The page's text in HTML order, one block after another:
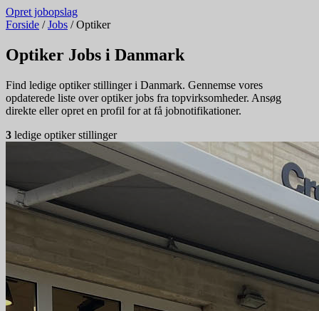
Opret jobopslag
Forside / Jobs / Optiker
Optiker Jobs i Danmark
Find ledige optiker stillinger i Danmark. Gennemse vores
opdaterede liste over optiker jobs fra topvirksomheder. Ansøg
direkte eller opret en profil for at få jobnotifikationer.
3 ledige optiker stillinger